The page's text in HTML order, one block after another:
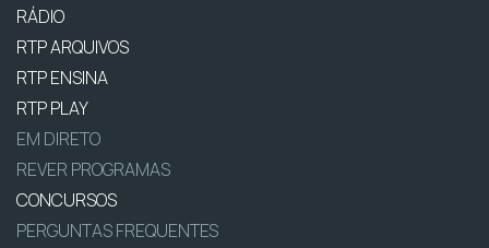
RÁDIO
RTP ARQUIVOS
RTP ENSINA
RTP PLAY
EM DIRETO
REVER PROGRAMAS
CONCURSOS
PERGUNTAS FREQUENTES